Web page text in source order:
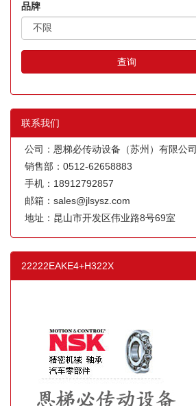
品牌
查询
联系我们
公司：恩梯必传动设备（苏州）有限公司
销售部：0512-62658883
手机：18912792857
邮箱：sales@jlsysz.com
地址：昆山市开发区伟业路8号69室
22222EAKE4+H322X